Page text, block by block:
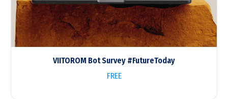
VIITOROM Bot Survey #FutureToday
FREE